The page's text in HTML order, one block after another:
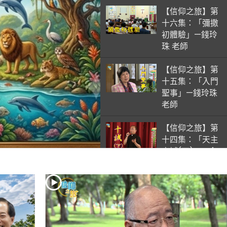
【信仰之旅】第
十六集：「彌撒
初體驗」—錢玲
珠 老師
【信仰之旅】第
十五集：「入門
聖事」—錢玲珠
老師
【信仰之旅】第
十四集：「天主
十誡(下)」—金
【信仰之旅】第
十三集：「天主
十誡(上)」—金
毓瑋 神父